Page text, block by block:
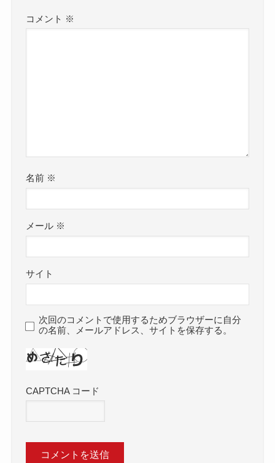
コメント ※
名前 ※
メール ※
サイト
次回のコメントで使用するためブラウザーに自分
の名前、メールアドレス、サイトを保存する。
CAPTCHA コード